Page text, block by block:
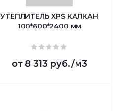
УТЕПЛИТЕЛЬ XPS КАЛКАН
100*600*2400 мм
от 8 313 руб./м3